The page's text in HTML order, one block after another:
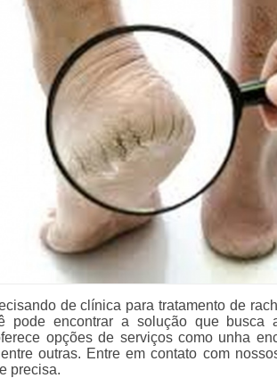
de clínica para tratamento de
pode encontrar a solução que
opções de serviços como unha
outras. Entre em contato com
precisa.